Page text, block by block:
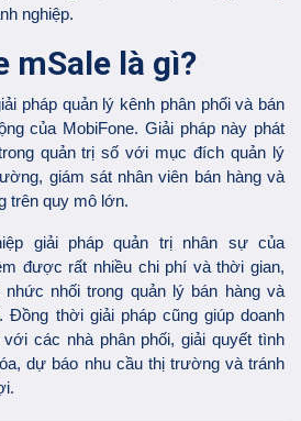
nghiệp.
mSale là gì?
pháp quản lý kênh phân phối và bán
của MobiFone. Giải pháp này phát
quản trị số với mục đích quản lý
giám sát nhân viên bán hàng và
trên quy mô lớn.
giải pháp quản trị nhân sự của
được rất nhiều chi phí và thời gian,
nhối trong quản lý bán hàng và
Đồng thời giải pháp cũng giúp doanh
các nhà phân phối, giải quyết tình
dự báo nhu cầu thị trường và tránh